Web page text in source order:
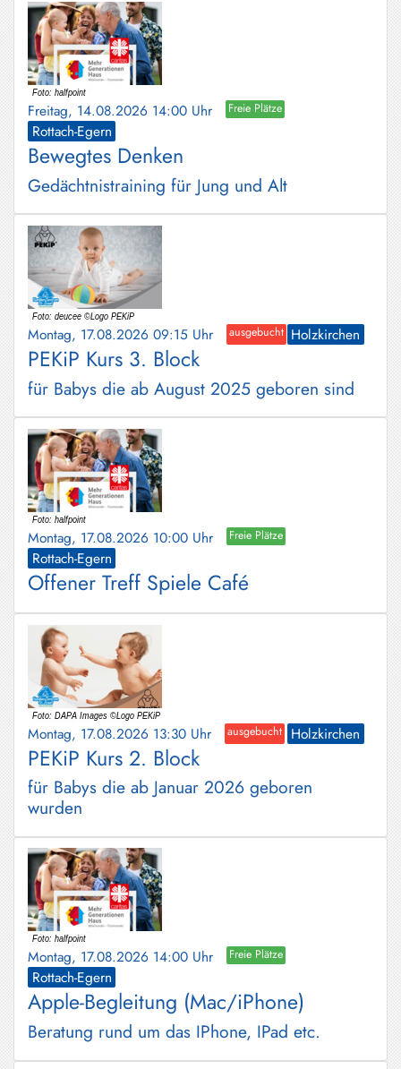
Freitag, 14.08.2026 14:00 Uhr Freie Plätze
Rottach-Egern
Bewegtes Denken
Gedächtnistraining für Jung und Alt
Montag, 17.08.2026 09:15 Uhr ausgebucht Holzkirchen
PEKiP Kurs 3. Block
für Babys die ab August 2025 geboren sind
Montag, 17.08.2026 10:00 Uhr Freie Plätze
Rottach-Egern
Offener Treff Spiele Café
Montag, 17.08.2026 13:30 Uhr ausgebucht Holzkirchen
PEKiP Kurs 2. Block
für Babys die ab Januar 2026 geboren
wurden
Montag, 17.08.2026 14:00 Uhr Freie Plätze
Rottach-Egern
Apple-Begleitung (Mac/iPhone)
Beratung rund um das IPhone, IPad etc.